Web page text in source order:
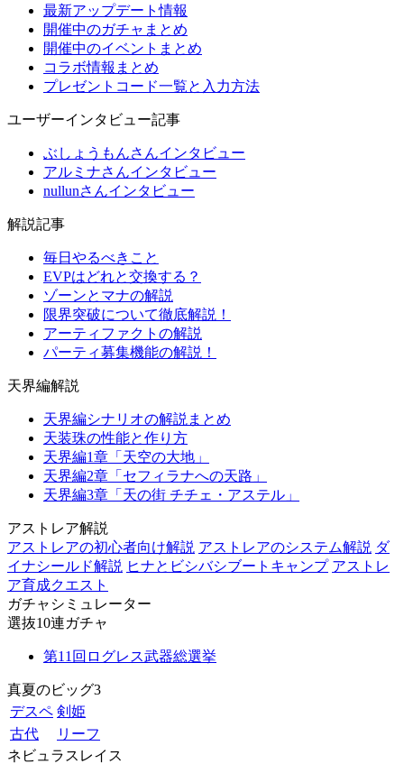
最新アップデート情報
開催中のガチャまとめ
開催中のイベントまとめ
コラボ情報まとめ
プレゼントコード一覧と入力方法
ユーザーインタビュー記事
ぶしょうもんさんインタビュー
アルミナさんインタビュー
nullunさんインタビュー
解説記事
毎日やるべきこと
EVPはどれと交換する？
ゾーンとマナの解説
限界突破について徹底解説！
アーティファクトの解説
パーティ募集機能の解説！
天界編解説
天界編シナリオの解説まとめ
天装珠の性能と作り方
天界編1章「天空の大地」
天界編2章「セフィラナへの天路」
天界編3章「天の街 チチェ・アステル」
アストレア解説
アストレアの初心者向け解説 アストレアのシステム解説 ダ
イナシールド解説 ヒナとビシバシブートキャンプ アストレ
ア育成クエスト
ガチャシミュレーター
選抜10連ガチャ
第11回ログレス武器総選挙
真夏のビッグ3
デスペ 剣姫
古代
リーフ
ネビュラスレイス